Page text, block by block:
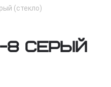
(стекло)
8 Серый